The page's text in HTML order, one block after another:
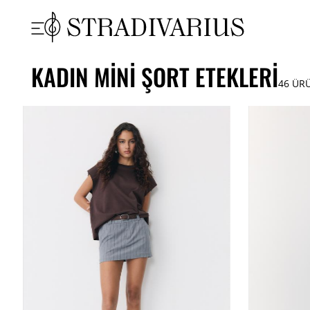
KADIN MINI ŞORT ETEKLERI46